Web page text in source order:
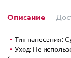
Описание
Тип нанесения:
Уход: Не